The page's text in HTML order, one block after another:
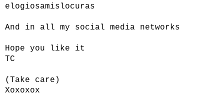
elogiosamislocuras
And in all my social media networks
Hope you like it
TC
(Take care)
Xoxoxox